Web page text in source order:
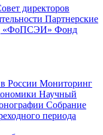
директоров
Партнерские
«ФоПСЭИ» Фонд
России Мониторинг
Научный
Собрание
периода